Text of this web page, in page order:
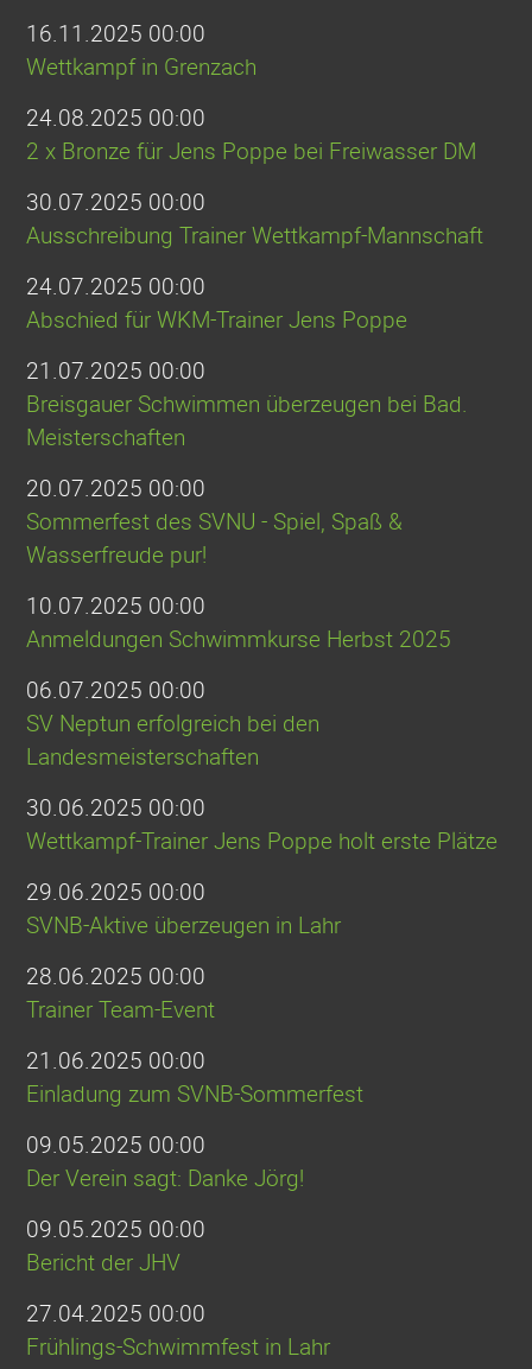
16.11.2025 00:00
Wettkampf in Grenzach
24.08.2025 00:00
2 x Bronze für Jens Poppe bei Freiwasser DM
30.07.2025 00:00
Ausschreibung Trainer Wettkampf-Mannschaft
24.07.2025 00:00
Abschied für WKM-Trainer Jens Poppe
21.07.2025 00:00
Breisgauer Schwimmen überzeugen bei Bad.
Meisterschaften
20.07.2025 00:00
Sommerfest des SVNU - Spiel, Spaß &
Wasserfreude pur!
10.07.2025 00:00
Anmeldungen Schwimmkurse Herbst 2025
06.07.2025 00:00
SV Neptun erfolgreich bei den
Landesmeisterschaften
30.06.2025 00:00
Wettkampf-Trainer Jens Poppe holt erste Plätze
29.06.2025 00:00
SVNB-Aktive überzeugen in Lahr
28.06.2025 00:00
Trainer Team-Event
21.06.2025 00:00
Einladung zum SVNB-Sommerfest
09.05.2025 00:00
Der Verein sagt: Danke Jörg!
09.05.2025 00:00
Bericht der JHV
27.04.2025 00:00
Frühlings-Schwimmfest in Lahr